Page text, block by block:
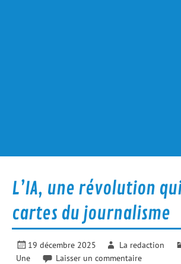
L’IA, une révolution
cartes du journalisme
19 décembre 2025 La redaction
Une
Laisser un commentaire